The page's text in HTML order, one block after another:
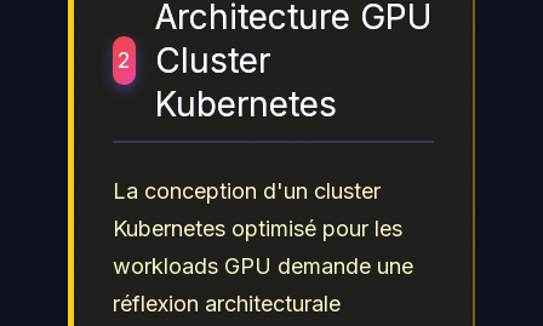
2
Architecture GPU
Cluster
Kubernetes
La conception d'un cluster
Kubernetes optimisé pour les
workloads GPU demande une
réflexion architecturale